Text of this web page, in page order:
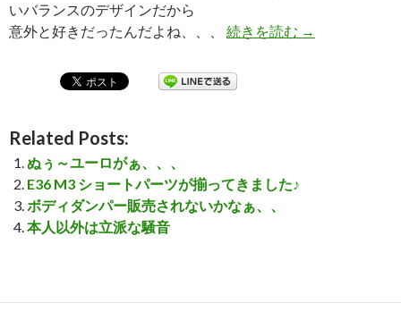
いバランスのデザインだから
意外と好きだったんだよね、、、 続きを読む これ作ったら
→
Related Posts:
ぬぅ～ユーロがぁ、、、
E36 M3 ショートパーツが揃ってきました♪
ボディダンパー販売されないかなぁ、、
本人以外は立派な騒音